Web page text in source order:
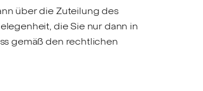
über die Zuteilung des
die Sie nur dann in
gemäß den rechtlichen